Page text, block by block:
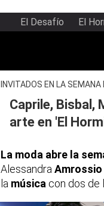
El Desafío El
INVITADOS EN LA
Caprile, Bisbal,
arte en 'El
La moda abre la
Alessandra Amrossio
la música con dos de